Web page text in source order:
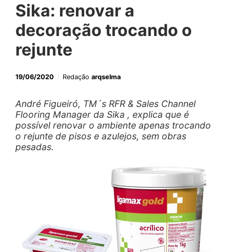
Sika: renovar a
decoração trocando o
rejunte
19/06/2020 Redação arqselma
André Figueiró, TM´s RFR & Sales Channel
Flooring Manager da Sika , explica que é
possível renovar o ambiente apenas trocando
o rejunte de pisos e azulejos, sem obras
pesadas.